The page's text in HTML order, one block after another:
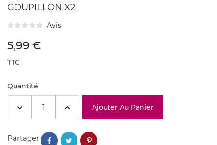
GOUPILLON X2
Avis
5,99 €
TTC
Quantité
Ajouter Au Panier
Partager